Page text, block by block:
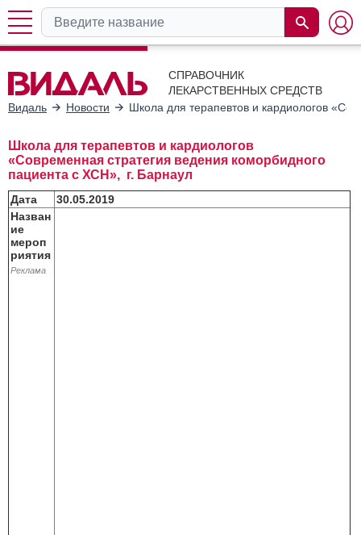
СПРАВОЧНИК
ЛЕКАРСТВЕННЫХ СРЕДСТВ
Видаль
Новости Школа для терапевтов и кардиологов
Школа для терапевтов и кардиологов
«Современная стратегия ведения коморбидного
пациента с ХСН», г. Барнаул
Дата
30.05.2019
Назван
ие
мероп
риятия
Реклама